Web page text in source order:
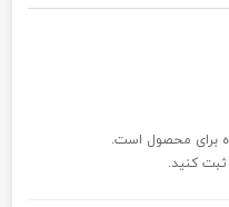
برای محصول است.
کنید.